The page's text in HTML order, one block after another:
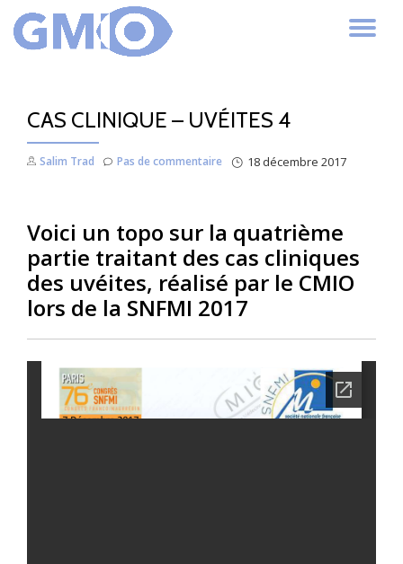
Aller
CAS CLINIQUE – UVÉITES 4
Salim Trad 18 décembre 2017
Pas de commentaire
Voici un topo sur la quatrième
partie traitant des cas cliniques
des uvéites, réalisé par le CMIO
lors de la SNFMI 2017